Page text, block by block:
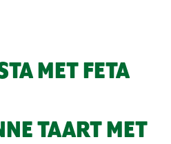
MET FETA
TAART MET